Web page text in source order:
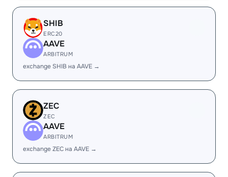
SHIB
ERC20
AAVE
ARBITRUM
exchange SHIB на AAVE →
ZEC
ZEC
AAVE
ARBITRUM
exchange ZEC на AAVE →